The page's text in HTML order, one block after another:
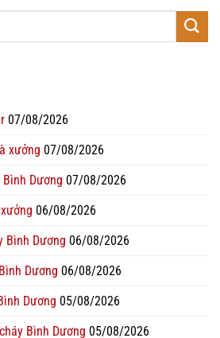
07/08/2026
xưởng 07/08/2026
Dương 07/08/2026
06/08/2026
Bình Dương 06/08/2026
Dương 06/08/2026
Dương 05/08/2026
Bình Dương 05/08/2026